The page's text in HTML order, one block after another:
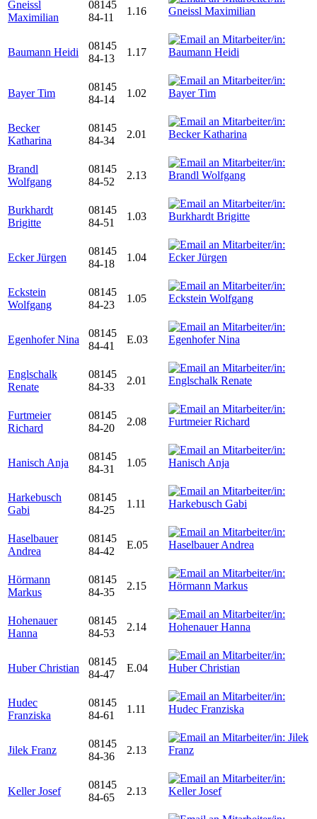
Gneissl
Maximilian
08145
84-11
1.16
Baumann Heidi
08145
84-13
1.17
Bayer Tim
08145
84-14
1.02
Becker
Katharina
08145
84-34
2.01
Brandl
Wolfgang
08145
84-52
2.13
Burkhardt
Brigitte
08145
84-51
1.03
Ecker Jürgen
08145
84-18
1.04
Eckstein
Wolfgang
08145
84-23
1.05
Egenhofer Nina
08145
84-41
E.03
Englschalk
Renate
08145
84-33
2.01
Furtmeier
Richard
08145
84-20
2.08
Hanisch Anja
08145
84-31
1.05
Harkebusch
Gabi
08145
84-25
1.11
Haselbauer
Andrea
08145
84-42
E.05
Hörmann
Markus
08145
84-35
2.15
Hohenauer
Hanna
08145
84-53
2.14
Huber Christian
08145
84-47
E.04
Hudec
Franziska
08145
84-61
1.11
Jilek Franz
08145
84-36
2.13
Keller Josef
08145
84-65
2.13